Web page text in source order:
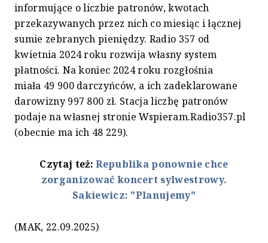
informujące o liczbie patronów, kwotach
przekazywanych przez nich co miesiąc i łącznej
sumie zebranych pieniędzy. Radio 357 od
kwietnia 2024 roku rozwija własny system
płatności. Na koniec 2024 roku rozgłośnia
miała 49 900 darczyńców, a ich zadeklarowane
darowizny 997 800 zł. Stacja liczbę patronów
podaje na własnej stronie Wspieram.Radio357.pl
(obecnie ma ich 48 229).
Czytaj też:Republika ponownie chce
zorganizować koncert sylwestrowy.
Sakiewicz: "Planujemy"
(MAK, 22.09.2025)